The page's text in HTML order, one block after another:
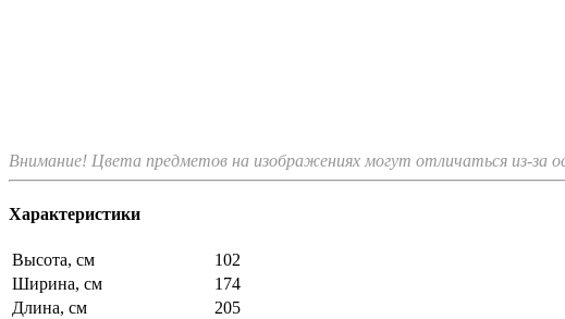
Внимание! Цвета предметов на изображениях могут отличаться из-за
Характеристики
Высота, см
102
Ширина, см
174
Длина, см
205